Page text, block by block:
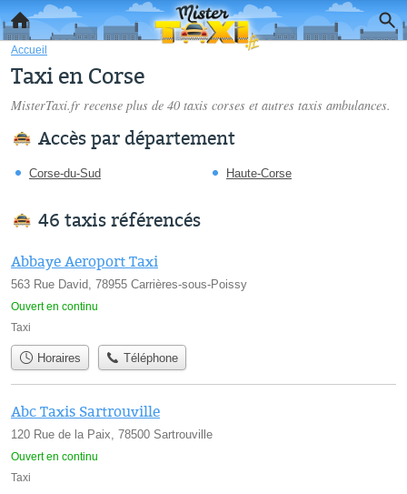
Accueil
Taxi en Corse
MisterTaxi.fr recense plus de 40 taxis corses et autres taxis ambulances.
Accès par département
Corse-du-Sud Haute-Corse
46 taxis référencés
Abbaye Aeroport Taxi
563 Rue David, 78955 Carrières-sous-Poissy
Ouvert en continu
Taxi
Horaires Téléphone
Abc Taxis Sartrouville
120 Rue de la Paix, 78500 Sartrouville
Ouvert en continu
Taxi